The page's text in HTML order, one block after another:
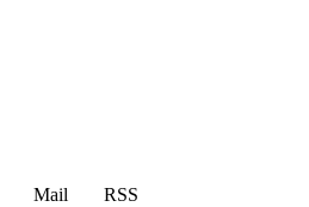
Mail
RSS